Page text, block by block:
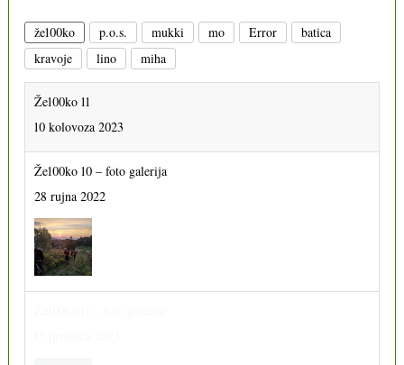
že100ko p.o.s. mukki mo Error
batica
kravoje
lino miha
Že100ko 11
10 kolovoza 2023
Že100ko 10 – foto galerija
28 rujna 2022